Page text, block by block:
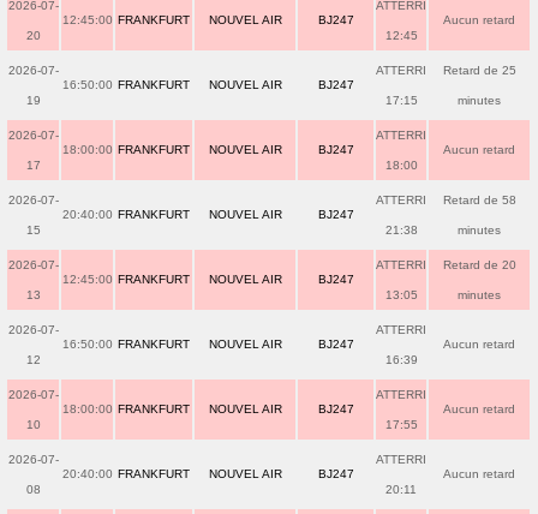
2026-07-
20
12:45:00 FRANKFURT NOUVEL AIR BJ247
ATTERRI
12:45
Aucun retard
2026-07-
19
16:50:00 FRANKFURT NOUVEL AIR BJ247
ATTERRI
17:15
Retard de 25
minutes
2026-07-
17
18:00:00 FRANKFURT NOUVEL AIR BJ247
ATTERRI
18:00
Aucun retard
2026-07-
15
20:40:00 FRANKFURT NOUVEL AIR BJ247
ATTERRI
21:38
Retard de 58
minutes
2026-07-
13
12:45:00 FRANKFURT NOUVEL AIR BJ247
ATTERRI
13:05
Retard de 20
minutes
2026-07-
12
16:50:00 FRANKFURT NOUVEL AIR BJ247
ATTERRI
16:39
Aucun retard
2026-07-
10
18:00:00 FRANKFURT NOUVEL AIR BJ247
ATTERRI
17:55
Aucun retard
2026-07-
08
20:40:00 FRANKFURT NOUVEL AIR BJ247
ATTERRI
20:11
Aucun retard